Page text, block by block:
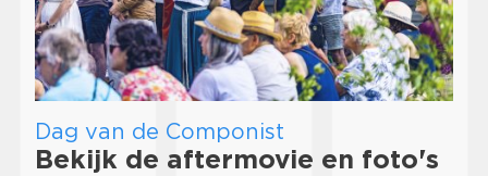
Dag van de Componist
Bekijk de aftermovie en foto's